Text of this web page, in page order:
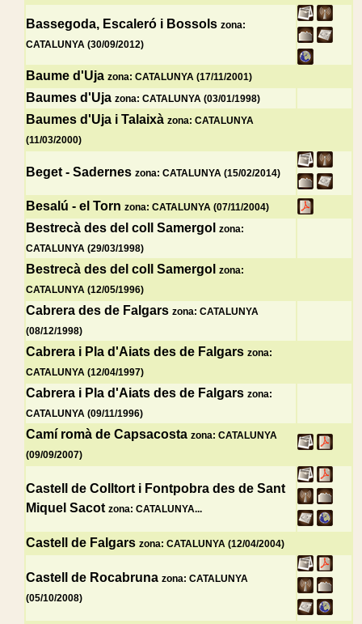
Bassegoda, Escaleró i Bossols zona:
CATALUNYA (30/09/2012)
Baume d'Uja zona: CATALUNYA (17/11/2001)
Baumes d'Uja zona: CATALUNYA (03/01/1998)
Baumes d'Uja i Talaixà zona: CATALUNYA
(11/03/2000)
Beget - Sadernes zona: CATALUNYA (15/02/2014)
Besalú - el Torn zona: CATALUNYA (07/11/2004)
Bestrecà des del coll Samergol zona:
CATALUNYA (29/03/1998)
Bestrecà des del coll Samergol zona:
CATALUNYA (12/05/1996)
Cabrera des de Falgars zona: CATALUNYA
(08/12/1998)
Cabrera i Pla d'Aiats des de Falgars zona:
CATALUNYA (12/04/1997)
Cabrera i Pla d'Aiats des de Falgars zona:
CATALUNYA (09/11/1996)
Camí romà de Capsacosta zona: CATALUNYA
(09/09/2007)
Castell de Colltort i Fontpobra des de Sant
Miquel Sacot zona: CATALUNYA...
Castell de Falgars zona: CATALUNYA (12/04/2004)
Castell de Rocabruna zona: CATALUNYA
(05/10/2008)